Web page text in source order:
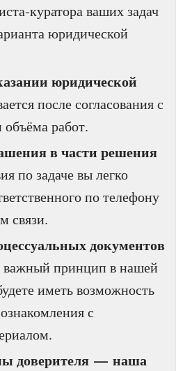
ваших задач
юридической
юридической
после согласования с
объёма работ.
в части решения
по задаче вы легко
по телефону
связи.
документов
принцип в нашей
иметь возможность
с
доверителя — наша